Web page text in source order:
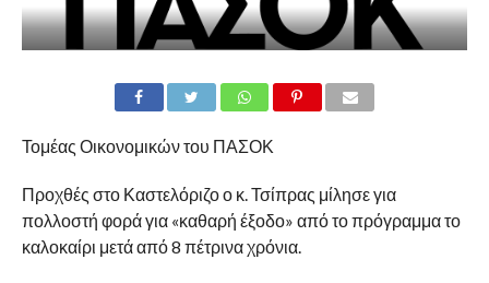
Τομέας Οικονομικών του ΠΑΣΟΚ
Προχθές στο Καστελόριζο ο κ. Τσίπρας μίλησε για
πολλοστή φορά για «καθαρή έξοδο» από το πρόγραμμα το
καλοκαίρι μετά από 8 πέτρινα χρόνια.